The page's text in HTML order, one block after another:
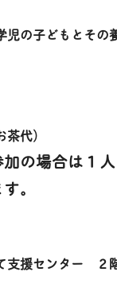
児の子どもとその
代）
の場合は１
。
支援センター ２